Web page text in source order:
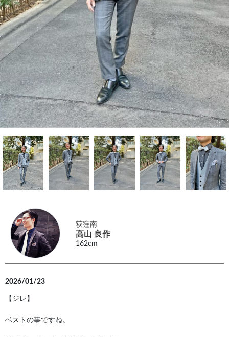
荻窪南
高山 良作
162cm
2026/01/23
【ジレ】
ベストの事ですね。